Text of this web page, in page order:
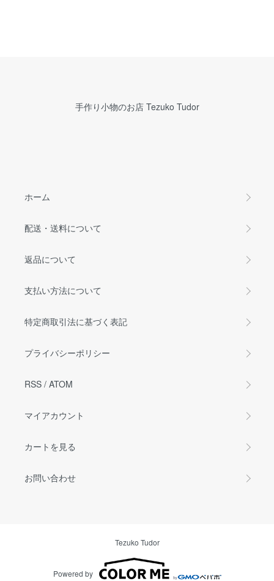
手作り小物のお店 Tezuko Tudor
ホーム
配送・送料について
返品について
支払い方法について
特定商取引法に基づく表記
プライバシーポリシー
RSS / ATOM
マイアカウント
カートを見る
お問い合わせ
Tezuko Tudor
Powered by